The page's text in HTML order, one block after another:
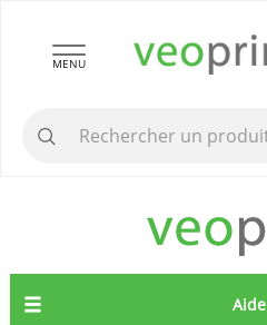
MENU
Aide